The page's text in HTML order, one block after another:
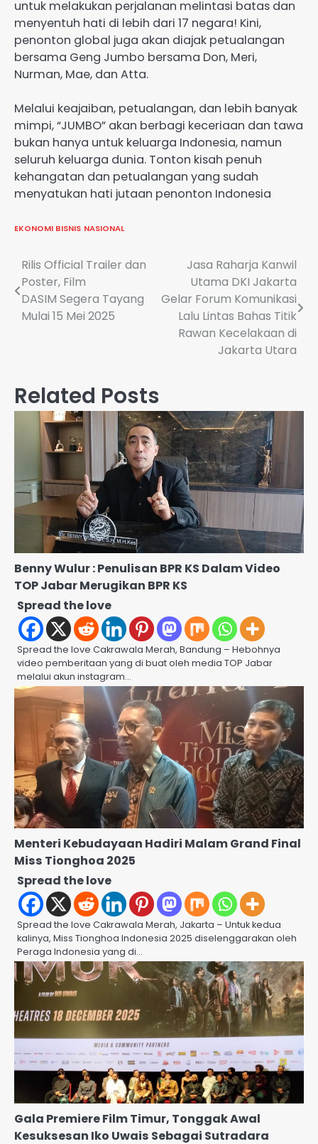
untuk melakukan perjalanan melintasi batas dan
menyentuh hati di lebih dari 17 negara! Kini,
penonton global juga akan diajak petualangan
bersama Geng Jumbo bersama Don, Meri,
Nurman, Mae, dan Atta.
Melalui keajaiban, petualangan, dan lebih banyak
mimpi, “JUMBO” akan berbagi keceriaan dan tawa
bukan hanya untuk keluarga Indonesia, namun
seluruh keluarga dunia. Tonton kisah penuh
kehangatan dan petualangan yang sudah
menyatukan hati jutaan penonton Indonesia
EKONOMI BISNIS NASIONAL
Navigasi
pos
Rilis Official Trailer dan
Poster, Film
DASIM Segera Tayang
Mulai 15 Mei 2025
Jasa Raharja Kanwil
Utama DKI Jakarta
Gelar Forum Komunikasi
Lalu Lintas Bahas Titik
Rawan Kecelakaan di
Jakarta Utara
Related Posts
Benny Wulur : Penulisan BPR KS Dalam Video
TOP Jabar Merugikan BPR KS
Spread the love
Spread the love Cakrawala Merah, Bandung – Hebohnya
video pemberitaan yang di buat oleh media TOP Jabar
melalui akun instagram…
Menteri Kebudayaan Hadiri Malam Grand Final
Miss Tionghoa 2025
Spread the love
Spread the love Cakrawala Merah, Jakarta – Untuk kedua
kalinya, Miss Tionghoa Indonesia 2025 diselenggarakan oleh
Peraga Indonesia yang di…
Gala Premiere Film Timur, Tonggak Awal
Kesuksesan Iko Uwais Sebagai Sutradara